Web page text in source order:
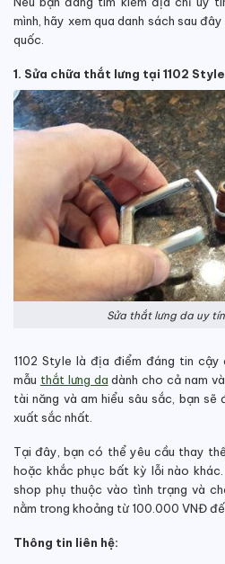
mình, hãy xem qua danh sách sau
quốc.
1. Sửa chữa thắt lưng tại 1102 Style
Sửa thắt lưng da uy
1102 Style là địa điểm đáng tin
mẫu thắt lưng da dành cho cả nam
tài năng và am hiểu sâu sắc, bạn sẽ
xuất sắc nhất.
Tại đây, bạn có thể yêu cầu thay
hoặc khắc phục bất kỳ lỗi nào khác.
shop phụ thuộc vào tình trạng và
nằm trong khoảng từ 100.000 VNĐ
Thông tin liên hệ: